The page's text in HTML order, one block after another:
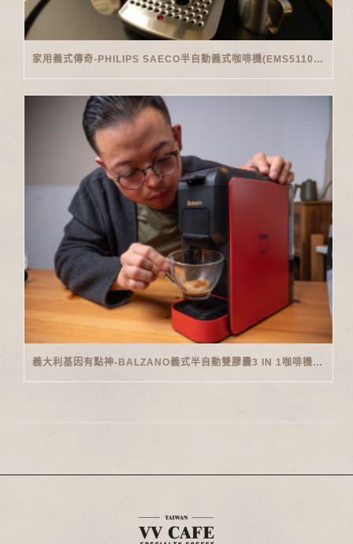
家用義式傳奇-PHILIPS SAECO半自動義式咖啡機(EMS5110)開箱
義大利基因有點神-BALZANO義式半自動雙膠囊3 IN 1咖啡機開箱